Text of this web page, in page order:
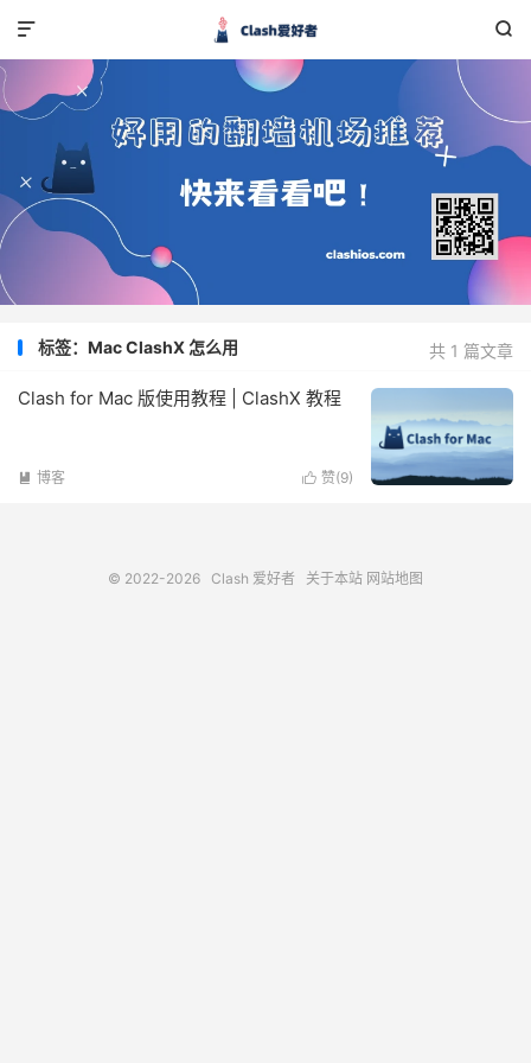


共 1 篇文章
标签：Mac ClashX 怎么用
Clash for Mac 版使用教程 | ClashX 教程
 赞(9)
 博客
© 2022-2026 Clash 爱好者 关于本站 网站地图